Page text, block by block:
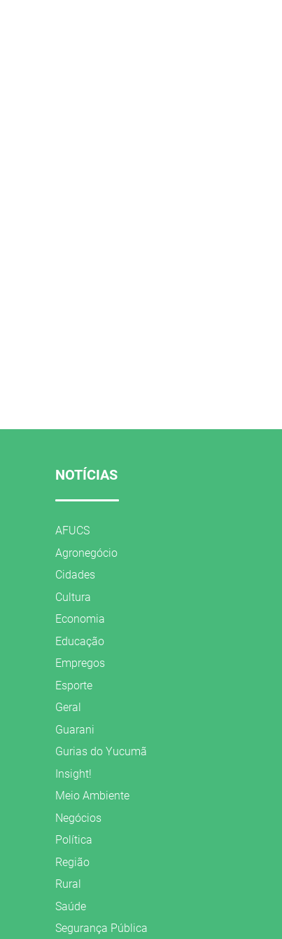
NOTÍCIAS
AFUCS
Agronegócio
Cidades
Cultura
Economia
Educação
Empregos
Esporte
Geral
Guarani
Gurias do Yucumã
Insight!
Meio Ambiente
Negócios
Política
Região
Rural
Saúde
Segurança Pública